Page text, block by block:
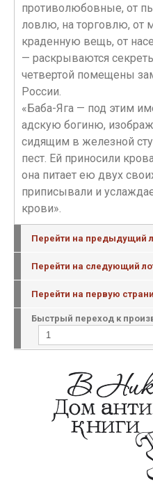
противолюбовные, от
ловлю, на торговлю, от
краденную вещь, от
— раскрываются
четвертой помещены
России.
«Баба-Яга — под этим
адскую богиню,
сидящим в железной
пест. Ей приносили
она питает ею двух
приписывали и
крови».
Перейти на предыдущий
Перейти на следующий
Перейти на первую
Быстрый переход к